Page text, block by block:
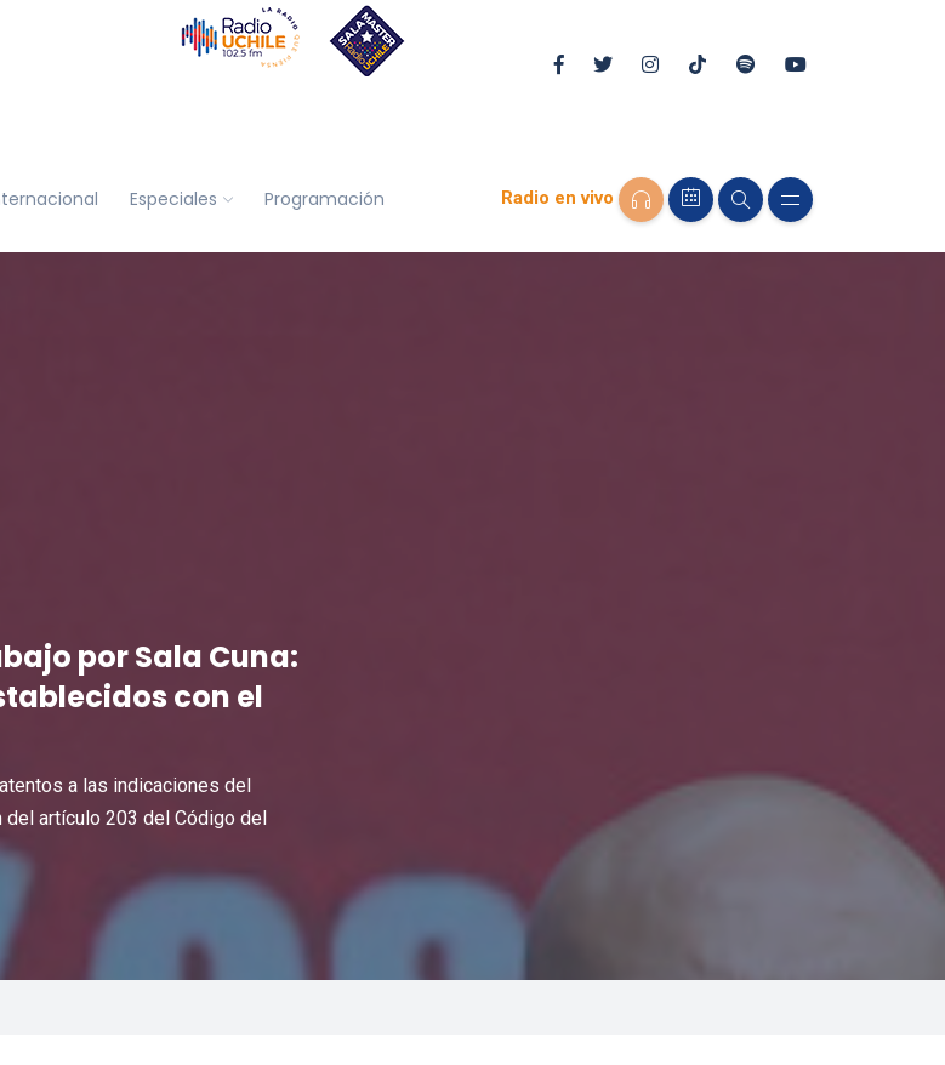
Especiales Programación Radio en vivo
por Sala Cuna:
con el
a las indicaciones del
del artículo 203 del Código del